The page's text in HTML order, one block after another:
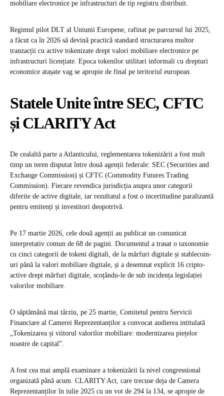
mobiliare electronice pe infrastructuri de tip registru distribuit.
Regimul pilot DLT al Uniunii Europene, rafinat pe parcursul lui 2025,
a făcut ca în 2026 să devină practică standard structurarea multor
tranzacții cu active tokenizate drept valori mobiliare electronice pe
infrastructuri licențiate. Epoca tokenilor utilitari informali cu drepturi
economice atașate vag se apropie de final pe teritoriul european.
Statele Unite între SEC, CFTC
și CLARITY Act
De cealaltă parte a Atlanticului, reglementarea tokenizării a fost mult
timp un teren disputat între două agenții federale: SEC (Securities and
Exchange Commission) și CFTC (Commodity Futures Trading
Commission). Fiecare revendica jurisdicția asupra unor categorii
diferite de active digitale, iar rezultatul a fost o incertitudine paralizantă
pentru emitenți și investitori deopotrivă.
Pe 17 martie 2026, cele două agenții au publicat un comunicat
interpretativ comun de 68 de pagini. Documentul a trasat o taxonomie
cu cinci categorii de tokeni digitali, de la mărfuri digitale și stablecoin-
uri până la valori mobiliare digitale, și a desemnat explicit 16 cripto-
active drept mărfuri digitale, scoțându-le de sub incidența legislației
valorilor mobiliare.
O săptămână mai târziu, pe 25 martie, Comitetul pentru Servicii
Financiare al Camerei Reprezentanților a convocat audierea intitulată
„Tokenizarea și viitorul valorilor mobiliare: modernizarea piețelor
noastre de capital”.
A fost cea mai amplă examinare a tokenizării la nivel congressional
organizată până acum. CLARITY Act, care trecuse deja de Camera
Reprezentanților în iulie 2025 cu un vot de 294 la 134, se apropie de